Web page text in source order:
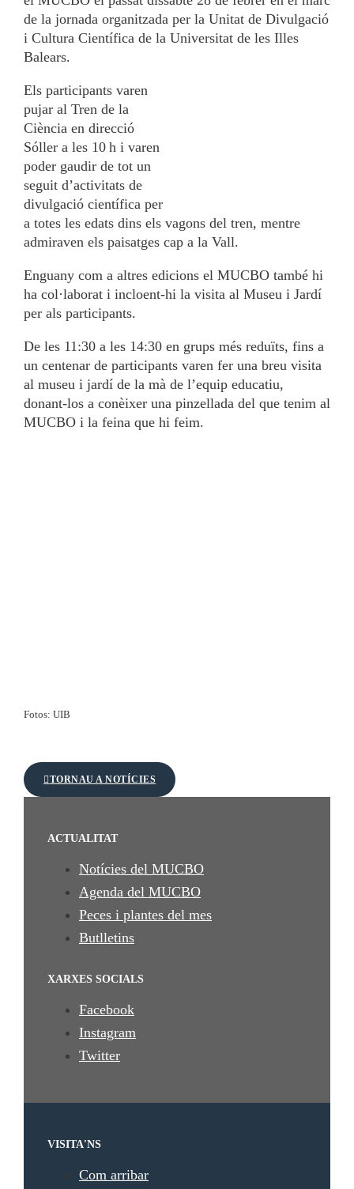
de la jornada organitzada per la Unitat de Divulgació
i Cultura Científica de la Universitat de les Illes
Balears.
Els participants varen
pujar al Tren de la
Ciència en direcció
Sóller a les 10 h i varen
poder gaudir de tot un
seguit d’activitats de
divulgació científica per
a totes les edats dins els vagons del tren, mentre
admiraven els paisatges cap a la Vall.
Enguany com a altres edicions el MUCBO també hi
ha col·laborat i incloent-hi la visita al Museu i Jardí
per als participants.
De les 11:30 a les 14:30 en grups més reduïts, fins a
un centenar de participants varen fer una breu visita
al museu i jardí de la mà de l’equip educatiu,
donant-los a conèixer una pinzellada del que tenim al
MUCBO i la feina que hi feim.
Fotos: UIB
TORNAU A NOTÍCIES
ACTUALITAT
Notícies del MUCBO
Agenda del MUCBO
Peces i plantes del mes
Butlletins
XARXES SOCIALS
Facebook
Instagram
Twitter
VISITA'NS
Com arribar